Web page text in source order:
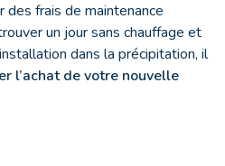
frais de maintenance
un jour sans chauffage et
dans la précipitation, il
l’achat de votre nouvelle